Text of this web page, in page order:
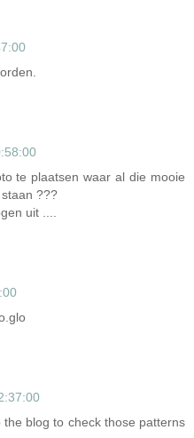
te plaatsen waar al die mooie
???
uit ....
blog to check those patterns